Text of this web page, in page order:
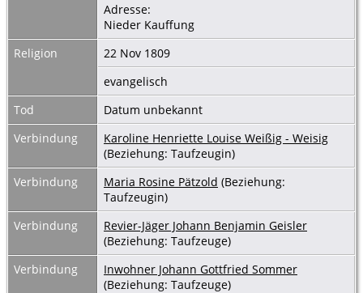
Adresse:
Nieder Kauffung
Religion
22 Nov 1809
evangelisch
Tod
Datum unbekannt
Verbindung
Karoline Henriette Louise Weißig - Weisig
(Beziehung: Taufzeugin)
Verbindung
Maria Rosine Pätzold (Beziehung:
Taufzeugin)
Verbindung
Revier-Jäger Johann Benjamin Geisler
(Beziehung: Taufzeuge)
Verbindung
Inwohner Johann Gottfried Sommer
(Beziehung: Taufzeuge)